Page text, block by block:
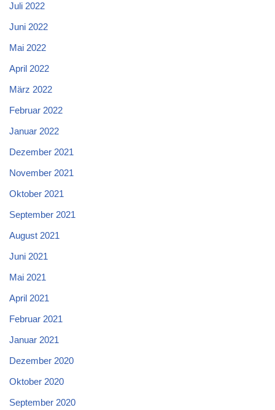
Juli 2022
Juni 2022
Mai 2022
April 2022
März 2022
Februar 2022
Januar 2022
Dezember 2021
November 2021
Oktober 2021
September 2021
August 2021
Juni 2021
Mai 2021
April 2021
Februar 2021
Januar 2021
Dezember 2020
Oktober 2020
September 2020